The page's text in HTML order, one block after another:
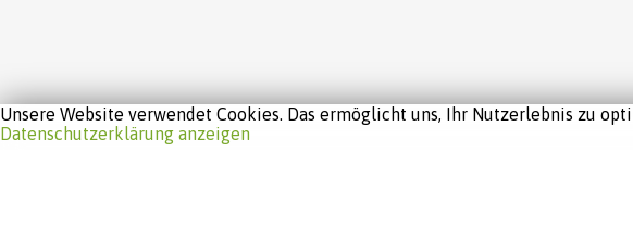
Unsere Website verwendet Cookies. Das ermöglicht uns, Ihr Nutzerlebnis zu
Datenschutzerklärung anzeigen